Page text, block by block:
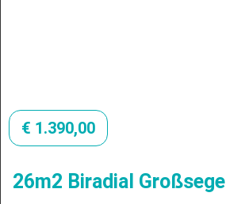
€ 1.390,00
26m2 Biradial Großsegel